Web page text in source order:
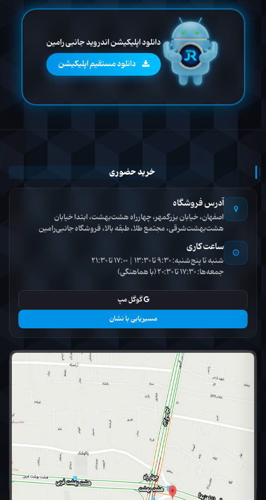
دانلود اپلیکیشن اندروید جانبی رامین
دانلود مستقیم اپلیکیشن
خرید حضوری
آدرس فروشگاه
اصفهان، خیابان بزرگمهر، چهارراه هشت‌بهشت، ابتدا خیابان
هشت‌بهشت‌شرقی، مجتمع طلا، طبقه بالا، فروشگاه جانبی‌رامین
ساعت کاری
شنبه تا پنج‌شنبه: 9:30 تا 13:30 | 17:00 تا 21:30
جمعه‌ها: 17:30 تا 20:30 (با هماهنگی)
گوگل مپ
مسیریابی با نشان